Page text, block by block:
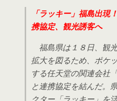
「ラッキー」福島出
携協定、観光誘客へ
福島県は１８日、観
拡大を図るため、ポケ
する任天堂の関連会社
と連携協定を結んだ。